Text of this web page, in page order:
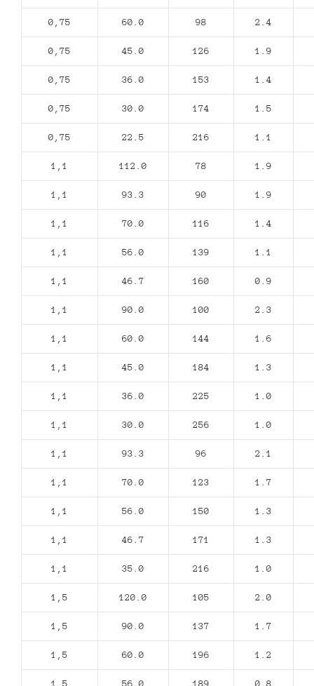
0,75 60.0 98 2.4
0,75 45.0 126 1.9
0,75 36.0 153 1.4
0,75 30.0 174 1.5
0,75 22.5 216 1.1
1,1 112.0 78 1.9
1,1 93.3 90 1.9
1,1 70.0 116 1.4
1,1 56.0 139 1.1
1,1 46.7 160 0.9
1,1 90.0 100 2.3
1,1 60.0 144 1.6
1,1 45.0 184 1.3
1,1 36.0 225 1.0
1,1 30.0 256 1.0
1,1 93.3 96 2.1
1,1 70.0 123 1.7
1,1 56.0 150 1.3
1,1 46.7 171 1.3
1,1 35.0 216 1.0
1,5 120.0 105 2.0
1,5 90.0 137 1.7
1,5 60.0 196 1.2
1,5 56.0 189 0.8